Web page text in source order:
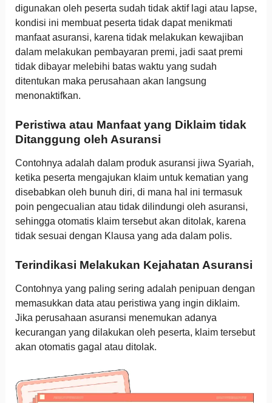
digunakan oleh peserta sudah tidak aktif lagi atau lapse,
kondisi ini membuat peserta tidak dapat menikmati
manfaat asuransi, karena tidak melakukan kewajiban
dalam melakukan pembayaran premi, jadi saat premi
tidak dibayar melebihi batas waktu yang sudah
ditentukan maka perusahaan akan langsung
menonaktifkan.
Peristiwa atau Manfaat yang Diklaim tidak
Ditanggung oleh Asuransi
Contohnya adalah dalam produk asuransi jiwa Syariah,
ketika peserta mengajukan klaim untuk kematian yang
disebabkan oleh bunuh diri, di mana hal ini termasuk
poin pengecualian atau tidak dilindungi oleh asuransi,
sehingga otomatis klaim tersebut akan ditolak, karena
tidak sesuai dengan Klausa yang ada dalam polis.
Terindikasi Melakukan Kejahatan Asuransi
Contohnya yang paling sering adalah penipuan dengan
memasukkan data atau peristiwa yang ingin diklaim.
Jika perusahaan asuransi menemukan adanya
kecurangan yang dilakukan oleh peserta, klaim tersebut
akan otomatis gagal atau ditolak.